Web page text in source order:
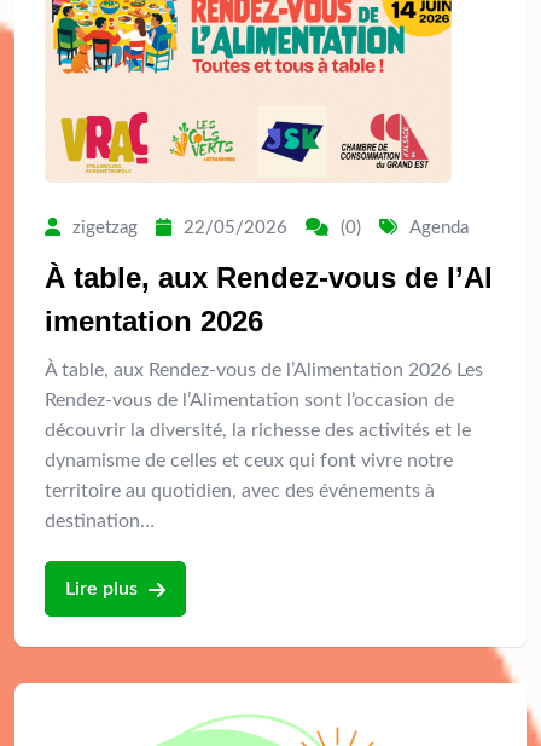
zigetzag 22/05/2026 (0) Agenda
À table, aux Rendez-vous de l’Al
imentation 2026
À table, aux Rendez-vous de l’Alimentation 2026 Les
Rendez-vous de l’Alimentation sont l’occasion de
découvrir la diversité, la richesse des activités et le
dynamisme de celles et ceux qui font vivre notre
territoire au quotidien, avec des événements à
destination…
Lire plus